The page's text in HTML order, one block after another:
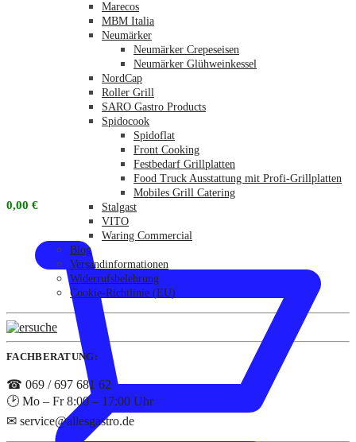
0,00 €
Marecos
MBM Italia
Neumärker
Neumärker Crepeseisen
Neumärker Glühweinkessel
NordCap
Roller Grill
SARO Gastro Products
Spidocook
Spidoflat
Front Cooking
Festbedarf Grillplatten
Food Truck Ausstattung mit Profi-Grillplatten
Mobiles Grill Catering
Stalgast
VITO
Waring Commercial
Blog
Versandinformationen
Widerrufsbelehrung
Cookie-Richtlinie (EU)
FACHBERATUNG:
☎ 069 / 697 681 62
🕑 Mo – Fr 8:00 – 17:00 Uhr
✉ service@allesgastro.de